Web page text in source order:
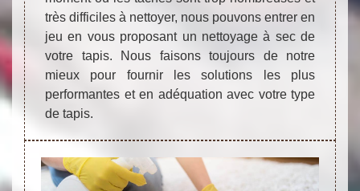
très difficiles à nettoyer, nous pouvons entrer en
jeu en vous proposant un nettoyage à sec de
votre tapis. Nous faisons toujours de notre
mieux pour fournir les solutions les plus
performantes et en adéquation avec votre type
de tapis.